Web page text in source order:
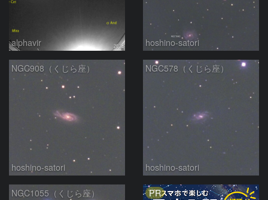
alphavir hoshino-satori
NGC908（くじら座）
hoshino-satori
NGC578（くじら座）
hoshino-satori
NGC1055（くじら座） PR